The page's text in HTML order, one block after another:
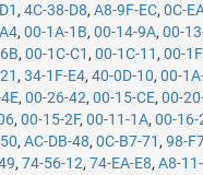
, 4C-38-D8, A8-9F-EC, 0C-
, 00-1A-1B, 00-14-9A, 00-
, 00-1C-C1 , 00-1C-11 , 00-
, 34-1F-E4, 40-0D-10, 00-
, 00-26-42, 00-15-CE, 00-
, 00-15-2F, 00-11-1A, 00-16-
, AC-DB-48, 0C-B7-71 , 98-
, 74-56-12, 74-EA-E8, A8-